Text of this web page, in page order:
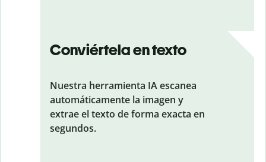
Conviértela en texto
Nuestra herramienta IA escanea
automáticamente la imagen y
extrae el texto de forma exacta en
segundos.